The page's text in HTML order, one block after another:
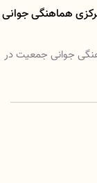
هماهنگی جوانی
جوانی جمعیت در
شد.